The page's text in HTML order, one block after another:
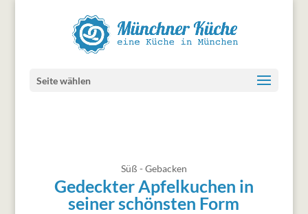
Seite wählen
Süß - Gebacken
Gedeckter Apfelkuchen in
seiner schönsten Form